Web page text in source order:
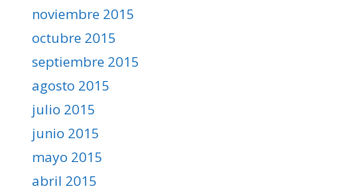
noviembre 2015
octubre 2015
septiembre 2015
agosto 2015
julio 2015
junio 2015
mayo 2015
abril 2015